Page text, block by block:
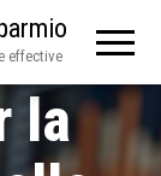
effective
la